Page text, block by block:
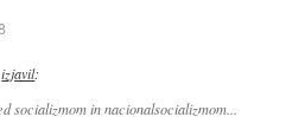
izjavil:
socializmom in nacionalsocializmom...